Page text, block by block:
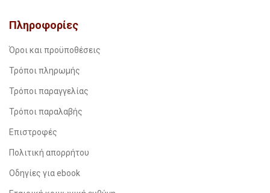
Πληροφορίες
Όροι και προϋποθέσεις
Τρόποι πληρωμής
Τρόποι παραγγελίας
Τρόποι παραλαβής
Επιστροφές
Πολιτική απορρήτου
Οδηγίες για ebook